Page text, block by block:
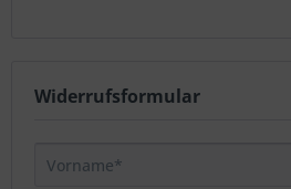
Widerrufsformular